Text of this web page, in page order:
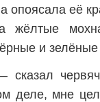
опоясала её
жёлтые
и
деле, мне